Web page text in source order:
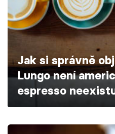
Škola vaření
Recepty z TV
Speciál: Cuketa
Těhotnej kuchař
Jak si správně
Lungo není
espresso